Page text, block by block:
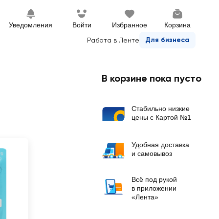
Уведомления Войти Избранное
Корзина
Работа в Ленте
Для бизнеса
В корзине пока пусто
Стабильно низкие
цены с Картой №1
Удобная доставка
и самовывоз
Всё под рукой
в приложении
«Лента»